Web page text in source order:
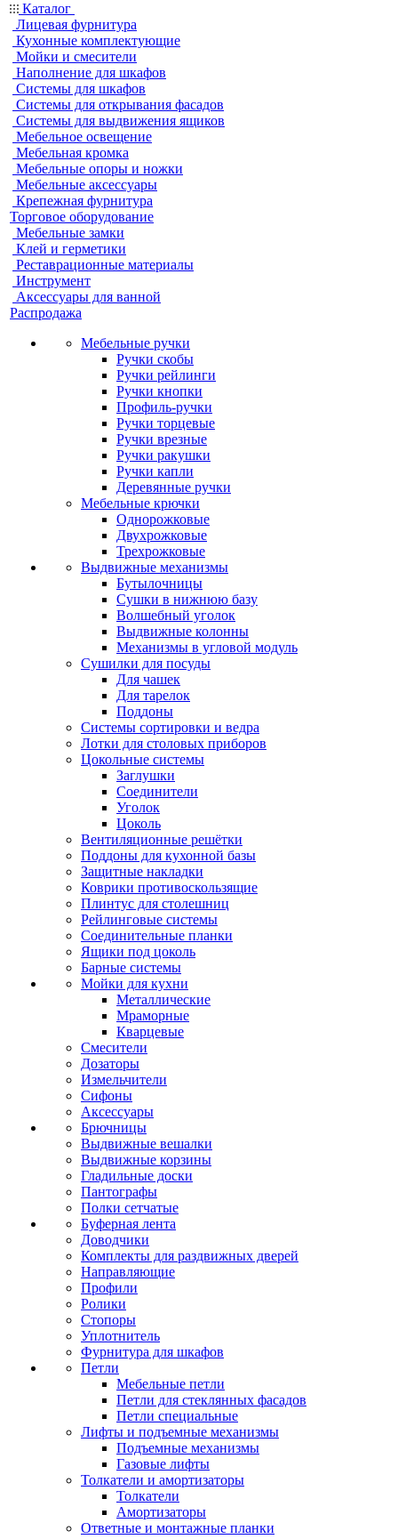
Каталог
Лицевая фурнитура
Кухонные комплектующие
Мойки и смесители
Наполнение для шкафов
Системы для шкафов
Системы для открывания фасадов
Системы для выдвижения ящиков
Мебельное освещение
Мебельная кромка
Мебельные опоры и ножки
Мебельные аксессуары
Крепежная фурнитура
Торговое оборудование
Мебельные замки
Клей и герметики
Реставрационные материалы
Инструмент
Аксессуары для ванной
Распродажа
Мебельные ручки
Ручки скобы
Ручки рейлинги
Ручки кнопки
Профиль-ручки
Ручки торцевые
Ручки врезные
Ручки ракушки
Ручки капли
Деревянные ручки
Мебельные крючки
Однорожковые
Двухрожковые
Трехрожковые
Выдвижные механизмы
Бутылочницы
Сушки в нижнюю базу
Волшебный уголок
Выдвижные колонны
Механизмы в угловой модуль
Сушилки для посуды
Для чашек
Для тарелок
Поддоны
Системы сортировки и ведра
Лотки для столовых приборов
Цокольные системы
Заглушки
Соединители
Уголок
Цоколь
Вентиляционные решётки
Поддоны для кухонной базы
Защитные накладки
Коврики противоскользящие
Плинтус для столешниц
Рейлинговые системы
Соединительные планки
Ящики под цоколь
Барные системы
Мойки для кухни
Металлические
Мраморные
Кварцевые
Смесители
Дозаторы
Измельчители
Сифоны
Аксессуары
Брючницы
Выдвижные вешалки
Выдвижные корзины
Гладильные доски
Пантографы
Полки сетчатые
Буферная лента
Доводчики
Комплекты для раздвижных дверей
Направляющие
Профили
Ролики
Стопоры
Уплотнитель
Фурнитура для шкафов
Петли
Мебельные петли
Петли для стеклянных фасадов
Петли специальные
Лифты и подъемные механизмы
Подъемные механизмы
Газовые лифты
Толкатели и амортизаторы
Толкатели
Амортизаторы
Ответные и монтажные планки